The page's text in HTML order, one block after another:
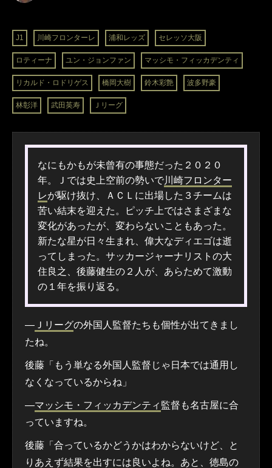
J1 川崎フロンターレ 浦和レッズ セレッソ大阪
ロティーナ ユン・ジョンファン マッシモ・フィッカデンティ
リカルド・ロドリゲス 橋岡大樹 鈴木彩艶 波多野豪
林彰洋 武田英寿 Ｊリーグ
なにもかもが未曾有の事態だった２０２０
年。Ｊでは史上空前の勢いで川崎フロンター
レが駆け抜け、ＡＣＬに出場した３チームは
苦い結末を迎えた。ピッチ上ではさまざまな
変化があったが、変わらないこともあった。
新たな星が日々生まれ、偉大なディエゴは逝
ってしまった。サッカージャーナリストの大
住良之、後藤健生の２人が、あらためて激動
の１年を振り返る。
― Ｊリーグの外国人監督たちも個性が出てきまし
たね。
後藤「もう単なる外国人監督じゃ日本では通用し
なくなっているからね」
―マッシモ・フィッカデンティ 監督も名古屋に合
っていますね。
後藤「合っているかどうかはわからないけど、と
りあえず結果を出すには良いよね。あと、徳島の